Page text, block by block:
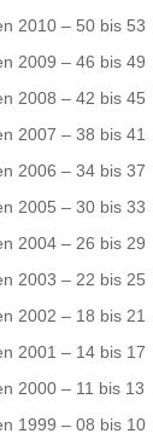
2010 – 50 bis 53
2009 – 46 bis 49
2008 – 42 bis 45
2007 – 38 bis 41
2006 – 34 bis 37
2005 – 30 bis 33
2004 – 26 bis 29
2003 – 22 bis 25
2002 – 18 bis 21
2001 – 14 bis 17
2000 – 11 bis 13
1999 – 08 bis 10